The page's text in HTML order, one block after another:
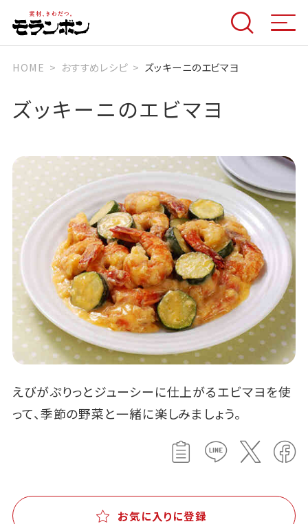
HOME おすすめレシピ ズッキーニのエビマヨ
ズッキーニのエビマヨ
えびがぷりっとジューシーに仕上がるエビマヨを使
って、季節の野菜と一緒に楽しみましょう。
お気に入りに登録